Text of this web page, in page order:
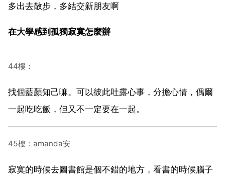
多出去散步，多結交新朋友啊
在大學感到孤獨寂寞怎麼辦
44樓：
找個藍顏知己嘛。可以彼此吐露心事，分擔心情，偶爾
一起吃吃飯，但又不一定要在一起。
45樓：amanda安
寂寞的時候去圖書館是個不錯的地方，看書的時候腦子